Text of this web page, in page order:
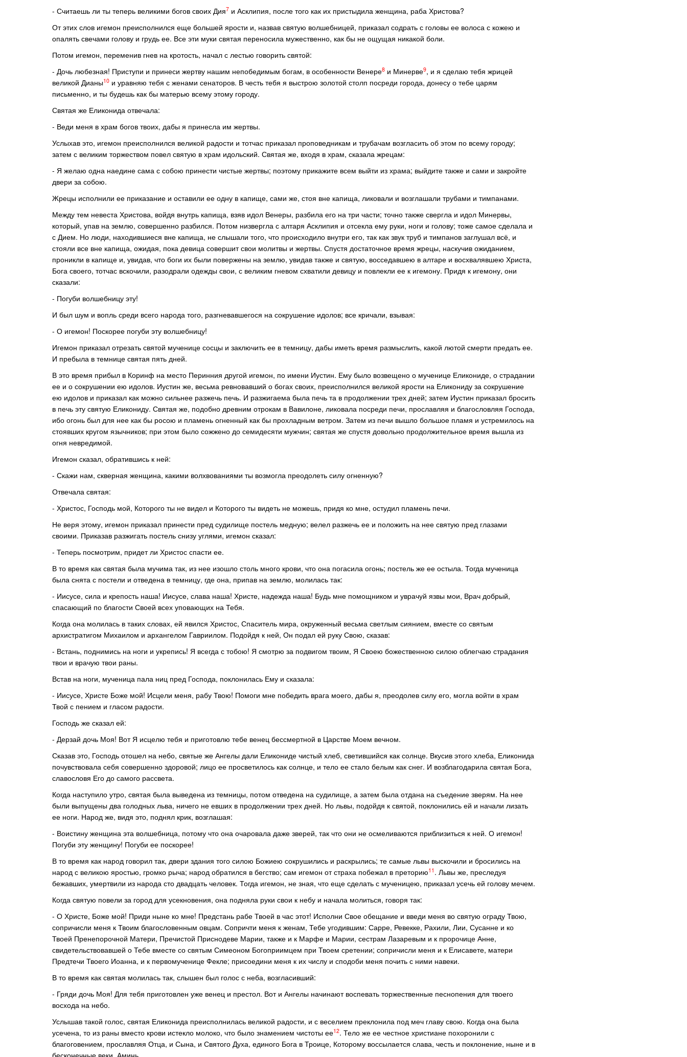
- Считаешь ли ты теперь великими богов своих Дия7 и Асклипия, после того как их пристыдила женщина, раба Христова?
От этих слов игемон преисполнился еще большей ярости и, назвав святую волшебницей, приказал содрать с головы ее волоса с кожею и
опалять свечами голову и грудь ее. Все эти муки святая переносила мужественно, как бы не ощущая никакой боли.
Потом игемон, переменив гнев на кротость, начал с лестью говорить святой:
- Дочь любезная! Приступи и принеси жертву нашим непобедимым богам, в особенности Венере8 и Минерве9, и я сделаю тебя жрицей
великой Дианы10 и уравняю тебя с женами сенаторов. В честь тебя я выстрою золотой столп посреди города, донесу о тебе царям
письменно, и ты будешь как бы матерью всему этому городу.
Святая же Еликонида отвечала:
- Веди меня в храм богов твоих, дабы я принесла им жертвы.
Услыхав это, игемон преисполнился великой радости и тотчас приказал проповедникам и трубачам возгласить об этом по всему городу;
затем с великим торжеством повел святую в храм идольский. Святая же, входя в храм, сказала жрецам:
- Я желаю одна наедине сама с собою принести чистые жертвы; поэтому прикажите всем выйти из храма; выйдите также и сами и закройте
двери за собою.
Жрецы исполнили ее приказание и оставили ее одну в капище, сами же, стоя вне капища, ликовали и возглашали трубами и тимпанами.
Между тем невеста Христова, войдя внутрь капища, взяв идол Венеры, разбила его на три части; точно также свергла и идол Минервы,
который, упав на землю, совершенно разбился. Потом низвергла с алтаря Асклипия и отсекла ему руки, ноги и голову; тоже самое сделала и
с Дием. Но люди, находившиеся вне капища, не слышали того, что происходило внутри его, так как звук труб и тимпанов заглушал всё, и
стояли все вне капища, ожидая, пока девица совершит свои молитвы и жертвы. Спустя достаточное время жрецы, наскучив ожиданием,
проникли в капище и, увидав, что боги их были повержены на землю, увидав также и святую, восседавшею в алтаре и восхвалявшею Христа,
Бога своего, тотчас вскочили, разодрали одежды свои, с великим гневом схватили девицу и повлекли ее к игемону. Придя к игемону, они
сказали:
- Погуби волшебницу эту!
И был шум и вопль среди всего народа того, разгневавшегося на сокрушение идолов; все кричали, взывая:
- О игемон! Поскорее погуби эту волшебницу!
Игемон приказал отрезать святой мученице сосцы и заключить ее в темницу, дабы иметь время размыслить, какой лютой смерти предать ее.
И пребыла в темнице святая пять дней.
В это время прибыл в Коринф на место Перинния другой игемон, по имени Иустин. Ему было возвещено о мученице Еликониде, о страдании
ее и о сокрушении ею идолов. Иустин же, весьма ревновавший о богах своих, преисполнился великой ярости на Еликониду за сокрушение
ею идолов и приказал как можно сильнее разжечь печь. И разжигаема была печь та в продолжении трех дней; затем Иустин приказал бросить
в печь эту святую Еликониду. Святая же, подобно древним отрокам в Вавилоне, ликовала посреди печи, прославляя и благословляя Господа,
ибо огонь был для нее как бы росою и пламень огненный как бы прохладным ветром. Затем из печи вышло большое пламя и устремилось на
стоявших кругом язычников; при этом было сожжено до семидесяти мужчин; святая же спустя довольно продолжительное время вышла из
огня невредимой.
Игемон сказал, обратившись к ней:
- Скажи нам, скверная женщина, какими волхвованиями ты возмогла преодолеть силу огненную?
Отвечала святая:
- Христос, Господь мой, Которого ты не видел и Которого ты видеть не можешь, придя ко мне, остудил пламень печи.
Не веря этому, игемон приказал принести пред судилище постель медную; велел разжечь ее и положить на нее святую пред глазами
своими. Приказав разжигать постель снизу углями, игемон сказал:
- Теперь посмотрим, придет ли Христос спасти ее.
В то время как святая была мучима так, из нее изошло столь много крови, что она погасила огонь; постель же ее остыла. Тогда мученица
была снята с постели и отведена в темницу, где она, припав на землю, молилась так:
- Иисусе, сила и крепость наша! Иисусе, слава наша! Христе, надежда наша! Будь мне помощником и уврачуй язвы мои, Врач добрый,
спасающий по благости Своей всех уповающих на Тебя.
Когда она молилась в таких словах, ей явился Христос, Спаситель мира, окруженный весьма светлым сиянием, вместе со святым
архистратигом Михаилом и архангелом Гавриилом. Подойдя к ней, Он подал ей руку Свою, сказав:
- Встань, поднимись на ноги и укрепись! Я всегда с тобою! Я смотрю за подвигом твоим, Я Своею божественною силою облегчаю страдания
твои и врачую твои раны.
Встав на ноги, мученица пала ниц пред Господа, поклонилась Ему и сказала:
- Иисусе, Христе Боже мой! Исцели меня, рабу Твою! Помоги мне победить врага моего, дабы я, преодолев силу его, могла войти в храм
Твой с пением и гласом радости.
Господь же сказал ей:
- Дерзай дочь Моя! Вот Я исцелю тебя и приготовлю тебе венец бессмертной в Царстве Моем вечном.
Сказав это, Господь отошел на небо, святые же Ангелы дали Еликониде чистый хлеб, светившийся как солнце. Вкусив этого хлеба, Еликонида
почувствовала себя совершенно здоровой; лицо ее просветилось как солнце, и тело ее стало белым как снег. И возблагодарила святая Бога,
славословя Его до самого рассвета.
Когда наступило утро, святая была выведена из темницы, потом отведена на судилище, а затем была отдана на съедение зверям. На нее
были выпущены два голодных льва, ничего не евших в продолжении трех дней. Но львы, подойдя к святой, поклонились ей и начали лизать
ее ноги. Народ же, видя это, поднял крик, возглашая:
- Воистину женщина эта волшебница, потому что она очаровала даже зверей, так что они не осмеливаются приблизиться к ней. О игемон!
Погуби эту женщину! Погуби ее поскорее!
В то время как народ говорил так, двери здания того силою Божиею сокрушились и раскрылись; те самые львы выскочили и бросились на
народ с великою яростью, громко рыча; народ обратился в бегство; сам игемон от страха побежал в преторию11 . Львы же, преследуя
бежавших, умертвили из народа сто двадцать человек. Тогда игемон, не зная, что еще сделать с мученицею, приказал усечь ей голову мечем.
Когда святую повели за город для усекновения, она подняла руки свои к небу и начала молиться, говоря так:
- О Христе, Боже мой! Приди ныне ко мне! Предстань рабе Твоей в час этот! Исполни Свое обещание и введи меня во святую ограду Твою,
сопричисли меня к Твоим благословенным овцам. Сопричти меня к женам, Тебе угодившим: Сарре, Ревекке, Рахили, Лии, Сусанне и ко
Твоей Пренепорочной Матери, Пречистой Приснодеве Марии, также и к Марфе и Марии, сестрам Лазаревым и к пророчице Анне,
свидетельствовавшей о Тебе вместе со святым Симеоном Богоприимцем при Твоем сретении; сопричисли меня и к Елисавете, матери
Предтечи Твоего Иоанна, и к первомученице Фекле; присоедини меня к их числу и сподоби меня почить с ними навеки.
В то время как святая молилась так, слышен был голос с неба, возгласивший:
- Гряди дочь Моя! Для тебя приготовлен уже венец и престол. Вот и Ангелы начинают воспевать торжественные песнопения для твоего
восхода на небо.
Услышав такой голос, святая Еликонида преисполнилась великой радости, и с веселием преклонила под меч главу свою. Когда она была
усечена, то из раны вместо крови истекло молоко, что было знамением чистоты ее12. Тело же ее честное христиане похоронили с
благоговением, прославляя Отца, и Сына, и Святого Духа, единого Бога в Троице, Которому воссылается слава, честь и поклонение, ныне и в
бесконечные веки. Аминь.